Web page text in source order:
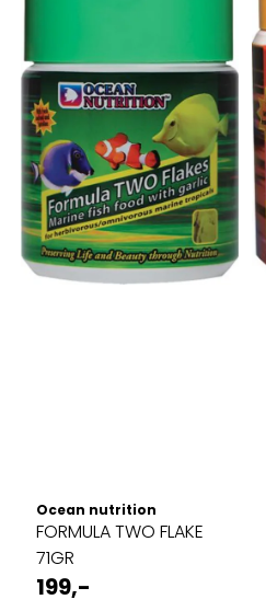
Ocean nutrition
FORMULA TWO FLAKE
71GR
199,-